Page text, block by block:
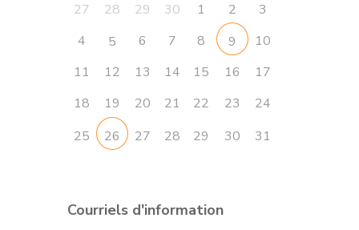
27 28 29 30 1 2
3
4
5 6 7 8 9
10
11
12 13 14 15 16
17
18
19 20 21 22 23
24
25
26 27 28 29 30 31
Courriels d'information